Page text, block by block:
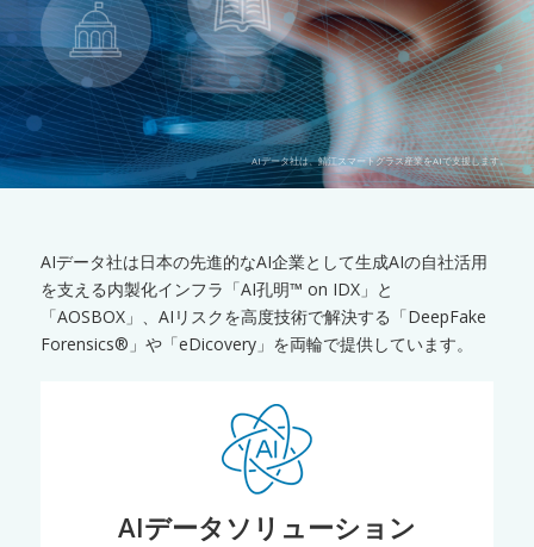
AIデータ社は、鯖江スマートグラス産業をAIで支援します。
AIデータ社は日本の先進的なAI企業として生成AIの自社活用
を支える内製化インフラ「AI孔明™ on IDX」と
「AOSBOX」、AIリスクを高度技術で解決する「DeepFake
Forensics®」や「eDicovery」を両輪で提供しています。
AIデータソリューション